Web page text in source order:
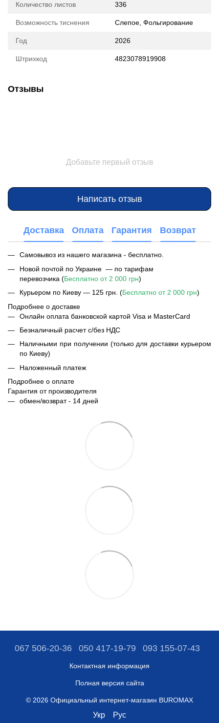
Количество листов 336
Возможность тиснения Слепое, Фольгирование
Год 2026
Штрихкод 4823078919908
Отзывы
Добавьте первый отзыв
Написать отзыв
Доставка Оплата Гарантия Возврат
Самовывоз из нашего магазина - бесплатно.
Новой почтой по Украине — по тарифам
перевозчика (Бесплатно от 2 000 грн)
Курьером по Киеву — 125 грн. (Бесплатно от 2 000 грн)
Подробнее о доставке
Онлайн оплата банковской картой Visa и MasterCard
Безналичный расчет с/без НДС
Наличными при получении (только для доставки курьером
по Киеву)
Наложенный платеж
Подробнее о оплате
Гарантия от производителя
обмен/возврат - 14 дней
067 506-20-36 050 417-19-79 093 155-07-43
Контактная информация
Полная версия сайта
© 2026 Официальный интернет-магазин BUROMAX
Укр Рус